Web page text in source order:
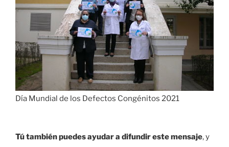
Día Mundial de los Defectos Congénitos 2021
Tú también puedes ayudar a difundir este mensaje, y